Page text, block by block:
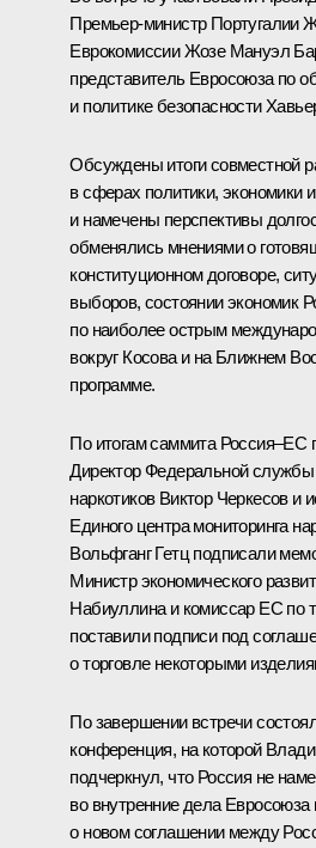
Премьер-министр Португалии
Еврокомиссии Жозе Мануэл
представитель Евросоюза по
и политике безопасности
Обсуждены итоги совместной
в сферах политики, экономики
и намечены перспективы
обменялись мнениями о
конституционном договоре,
выборов, состоянии экономик
по наиболее острым
вокруг Косова и на Ближнем
программе.
По итогам саммита Россия–ЕС
Директор Федеральной
наркотиков Виктор Черкесов и
Единого центра мониторинга
Вольфганг Гетц подписали
Министр экономического
Набиуллина и комиссар ЕС по
поставили подписи под
о торговле некоторыми
По завершении встречи
конференция, на которой
подчеркнул, что Россия не
во внутренние дела Евросоюза
о новом соглашении между